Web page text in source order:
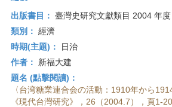
出版書目： 臺灣史研究文獻類目 2004 年度
類別： 經濟
時期(主題)：
日治
作者：
新福大建
題名 (點擊閱讀)：
〈台湾糖業連合会の活動：1910年から
《現代台灣研究》，26（2004.7），頁1-20